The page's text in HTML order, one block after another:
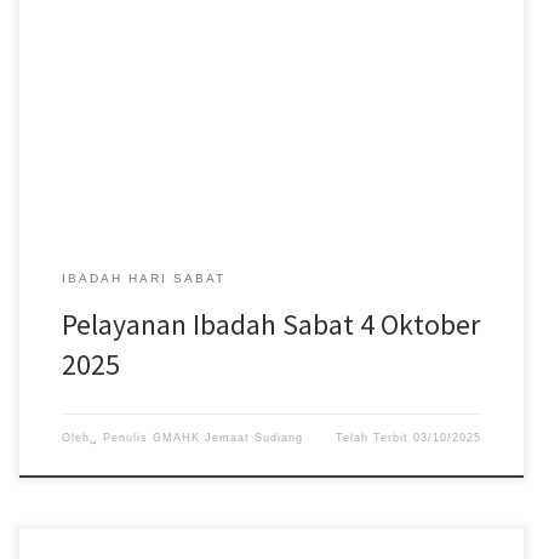
IBADAH HARI SABAT
Pelayanan Ibadah Sabat 4 Oktober
2025
Oleh␣ Penulis GMAHK Jemaat Sudiang Telah Terbit03/10/2025